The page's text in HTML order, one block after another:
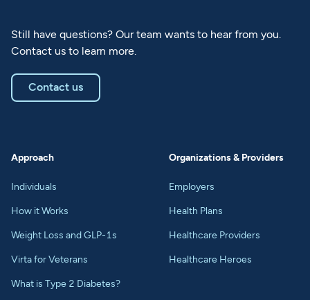
Still have questions? Our team wants to hear from you.
Contact us to learn more.
Contact us
Approach
Individuals
How it Works
Weight Loss and GLP-1s
Virta for Veterans
What is Type 2 Diabetes?
Organizations & Providers
Employers
Health Plans
Healthcare Providers
Healthcare Heroes